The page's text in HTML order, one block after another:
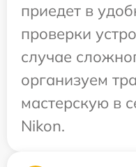
приедет в
проверки
случае
организуем
мастерскую в
Nikon.